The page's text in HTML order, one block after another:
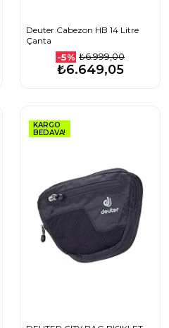
Deuter Cabezon HB 14 Litre
Çanta
-5% ₺6.999,00
₺6.649,05
KARGO
BEDAVA!